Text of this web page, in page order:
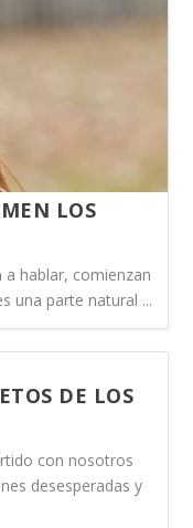
LOS
hablar, comienzan
una parte natural ...
DE LOS
con nosotros
desesperadas y